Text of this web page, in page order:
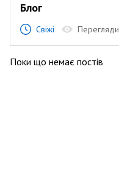
Блог
Свіжі Перегляди
Поки що немає постів